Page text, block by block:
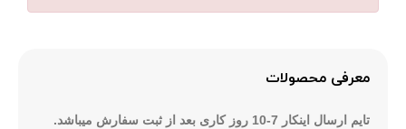
معرفی محصولات
تایم ارسال اینکار 7-10 روز کاری بعد از ثبت سفارش میباشد.